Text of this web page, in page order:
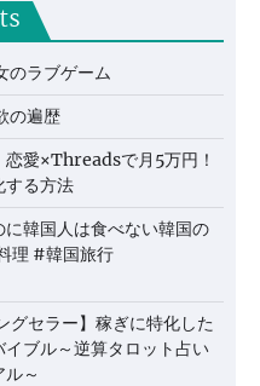
のラブゲーム
の遍歴
恋愛×Threadsで月5万円！
する方法
に韓国人は食べない韓国の
理 #韓国旅行
グセラー】稼ぎに特化した
ブル～逆算タロット占い
～